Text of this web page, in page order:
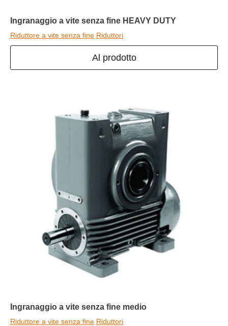
Ingranaggio a vite senza fine HEAVY DUTY
Riduttore a vite senza fine Riduttori
Al prodotto
Ingranaggio a vite senza fine medio
Riduttore a vite senza fine Riduttori